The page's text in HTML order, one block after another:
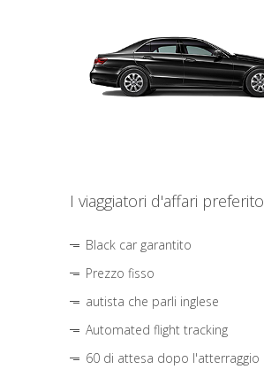
I viaggiatori d'affari preferito
Black car garantito
Prezzo fisso
autista che parli inglese
Automated flight tracking
60 di attesa dopo l'atterraggio